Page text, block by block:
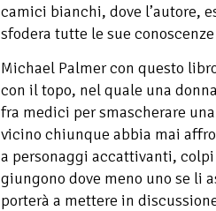
camici bianchi, dove l’autore,
sfodera tutte le sue
Michael Palmer con questo
con il topo, nel quale una
fra medici per smascherare
vicino chiunque abbia mai
a personaggi accattivanti,
giungono dove meno uno se li
porterà a mettere in